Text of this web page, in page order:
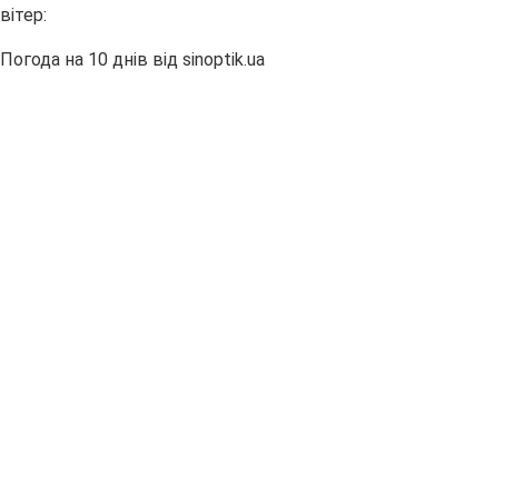
вітер:
Погода на 10 днів від sinoptik.ua